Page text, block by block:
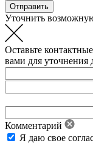
Уточнить
Оставьте
вами для уточнения
Комментарий
Я даю свое